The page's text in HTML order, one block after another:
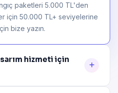
paketleri 5.000 TL'den
için 50.000 TL+ seviyelerine
bize yazın.
hizmeti için